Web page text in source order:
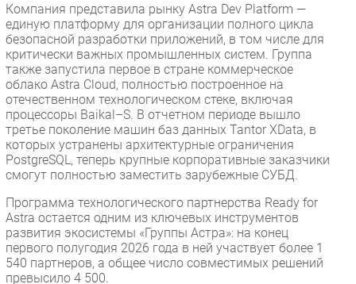
Компания представила рынку Astra Dev Platform —
единую платформу для организации полного цикла
безопасной разработки приложений, в том числе для
критически важных промышленных систем. Группа
также запустила первое в стране коммерческое
облако Astra Cloud, полностью построенное на
отечественном технологическом стеке, включая
процессоры Baikal–S. В отчетном периоде вышло
третье поколение машин баз данных Tantor XData, в
которых устранены архитектурные ограничения
PostgreSQL, теперь крупные корпоративные заказчики
смогут полностью заместить зарубежные СУБД.
Программа технологического партнерства Ready for
Astra остается одним из ключевых инструментов
развития экосистемы «Группы Астра»: на конец
первого полугодия 2026 года в ней участвует более 1
540 партнеров, а общее число совместимых решений
превысило 4 500.